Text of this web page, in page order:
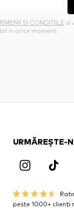
SI CONDITIILE si
in orice moment.
URMĂREȘTE-
peste 1000+ clienți